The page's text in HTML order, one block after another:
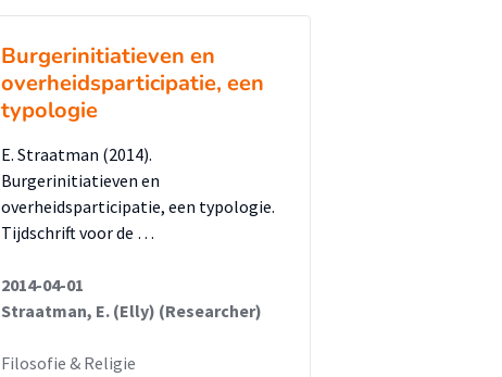
Burgerinitiatieven en
overheidsparticipatie, een
typologie
E. Straatman (2014).
Burgerinitiatieven en
overheidsparticipatie, een typologie.
Tijdschrift voor de …
2014-04-01
Straatman, E. (Elly) (Researcher)
Filosofie & Religie